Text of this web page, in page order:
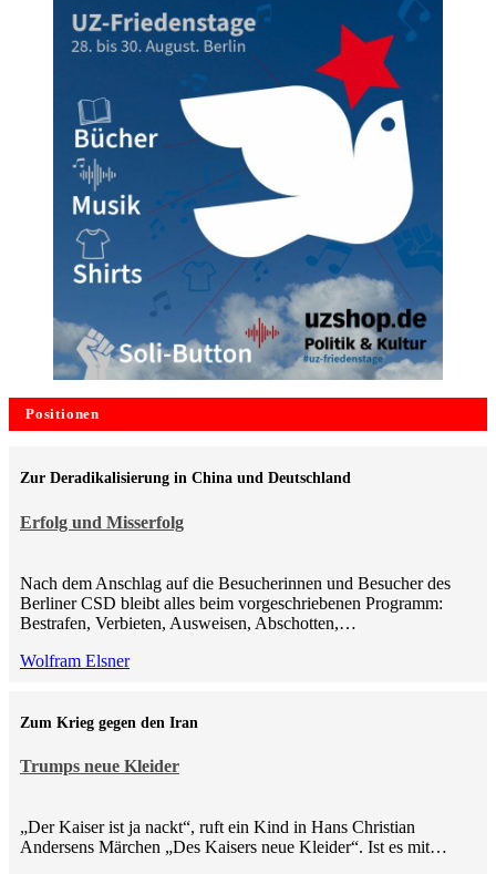
(Foto: loekenfranke.de)
Positionen
Erfolg und Misserfolg
Zur Deradikalisierung in China und Deutschland
Nach dem Anschlag auf die Besucherinnen und Besucher des
Berliner CSD bleibt alles beim vorgeschriebenen Programm:
Bestrafen, Verbieten, Ausweisen, Abschotten,…
Wolfram Elsner
Trumps neue Kleider
Zum Krieg gegen den Iran
„Der Kaiser ist ja nackt“, ruft ein Kind in Hans Christian
Andersens Märchen „Des Kaisers neue Kleider“. Ist es mit…